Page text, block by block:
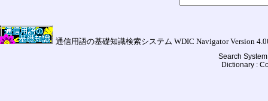
通信用語の基礎知識検索システム WDIC Navigator Version
Search
Dictionary :